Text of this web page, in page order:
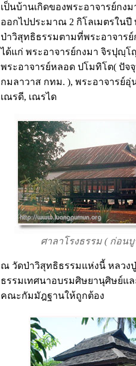
เป็นบ้านเกิดของพระอาจารย์ก
ออกไปประมาณ 2 กิโลเมตรใน
ป่าวิสุทธิธรรมตามที่พระอาจาร
ได้แก่ พระอาจารย์กงมา จิรปุญฺ
พระอาจารย์หลอด ปโมทิโต( ปัจ
กมลาวาส กทม. ), พระอาจารย์
เณรดี, เณรได
ศาลาโรงธรรม ( ก่อน
ณ วัดป่าวิสุทธิธรรมแห่งนี้ หลวง
ธรรมเทศนาอบรมศิษยานุศิษย์แ
คณะกัมมัฎฐานให้ถูกต้อง